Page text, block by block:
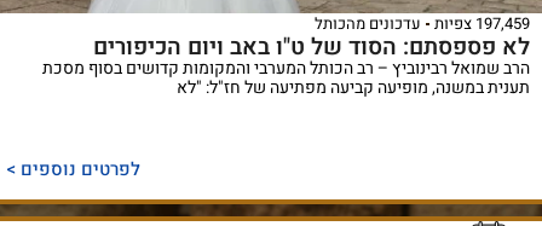
197,459 צפיות עדכונים מהכותל
לא פספסתם: הסוד של ט"ו באב ויום הכיפורים
הרב שמואל רבינוביץ – רב הכותל המערבי והמקומות קדושים בסוף מסכת
תענית במשנה, מופיעה קביעה מפתיעה של חז"ל: "לא
לפרטים נוספים >